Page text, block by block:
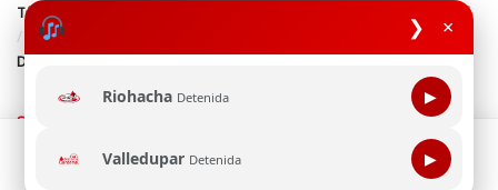
❯ ×
Riohacha Detenida ▶
Valledupar Detenida ▶
Términos y Condiciones
Derechos de Autor y Propiedad Intelectual
Política de uso de cookies
Política de Tratamiento de Datos
Directrices Editoriales
Síguenos
Esta página web usa cookie para mejorar tu experiencia de
navegación, al continuar aceptas nuestra política de uso de